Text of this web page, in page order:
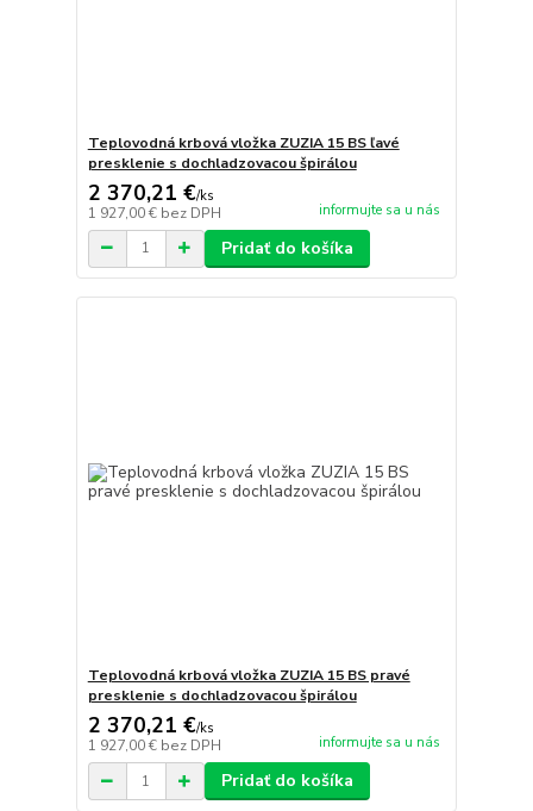
Teplovodná krbová vložka ZUZIA 15 BS ľavé
presklenie s dochladzovacou špirálou
2 370,21 €/ks
1 927,00 € bez DPH informujte sa u nás
Pridať do košíka
Teplovodná krbová vložka ZUZIA 15 BS pravé
presklenie s dochladzovacou špirálou
2 370,21 €/ks
1 927,00 € bez DPH informujte sa u nás
Pridať do košíka